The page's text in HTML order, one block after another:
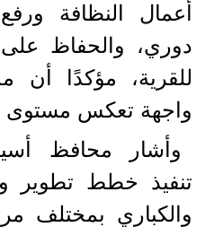
أعمال النظافة
دوري، والحفاظ
للقرية، مؤكدًا أن
واجهة تعكس مستوى
وأشار محافظ
تنفيذ خطط تطوير
والكباري بمختلف